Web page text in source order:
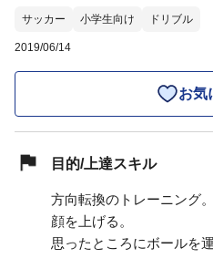
サッカー 小学生向け ドリブル
2019/06/14
お気
目的/上達スキル
方向転換のトレーニング。
顔を上げる。
思ったところにボールを運